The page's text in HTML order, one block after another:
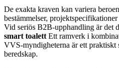
De exakta kraven kan variera
bestämmelser,
Vid seriös B2B-upphandling är det
smart toalettEtt ramverk i
VVS-myndigheterna är ett praktiskt
beredskap.